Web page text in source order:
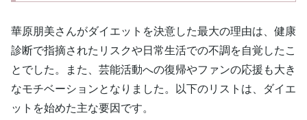
華原朋美さんがダイエットを決意した最大の理由は、健康
診断で指摘されたリスクや日常生活での不調を自覚したこ
とでした。また、芸能活動への復帰やファンの応援も大き
なモチベーションとなりました。以下のリストは、ダイエ
ットを始めた主な要因です。